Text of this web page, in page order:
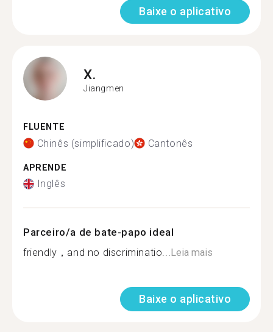
Baixe o aplicativo
X.
Jiangmen
FLUENTE
Chinês (simplificado) Cantonês
APRENDE
Inglês
Parceiro/a de bate-papo ideal
friendly，and no discriminatio...Leia mais
Baixe o aplicativo